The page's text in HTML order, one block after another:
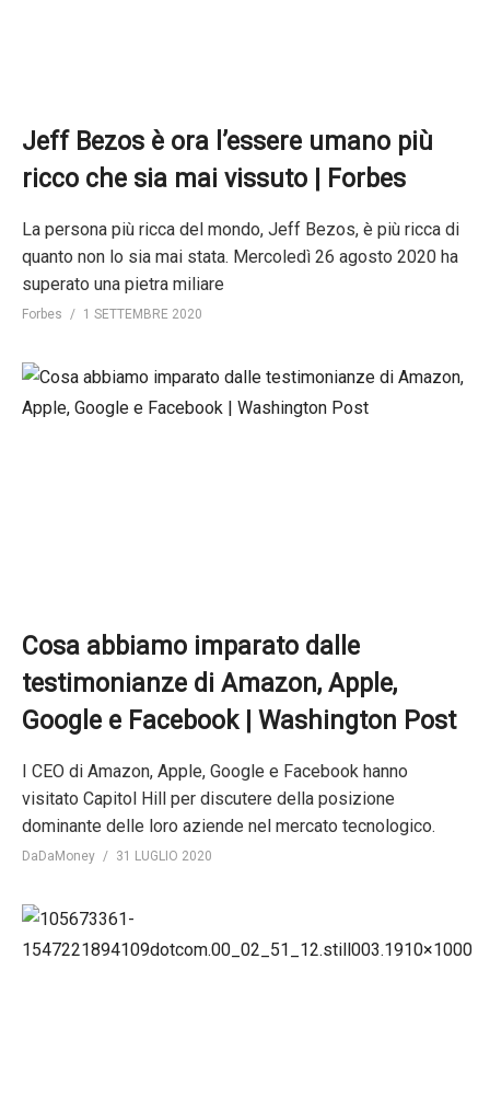
Jeff Bezos è ora l’essere umano più
ricco che sia mai vissuto | Forbes
La persona più ricca del mondo, Jeff Bezos, è più ricca di
quanto non lo sia mai stata. Mercoledì 26 agosto 2020 ha
superato una pietra miliare
Forbes 1 SETTEMBRE 2020
Cosa abbiamo imparato dalle
testimonianze di Amazon, Apple,
Google e Facebook | Washington Post
I CEO di Amazon, Apple, Google e Facebook hanno
visitato Capitol Hill per discutere della posizione
dominante delle loro aziende nel mercato tecnologico.
DaDaMoney 31 LUGLIO 2020